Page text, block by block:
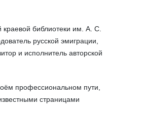
краевой библиотеки им. А. С.
русской эмиграции,
и исполнитель авторской
профессиональном пути,
страницами